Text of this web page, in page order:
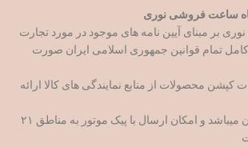
ساعت فروشی نوری
نوری بر مبنای آیین نامه های موجود در مورد تجارت
کامل تمام قوانین جمهوری اسلامی ایران صورت
کپشن محصولات از منابع نمایندگی های کالا ارائه
3- شعبه سوم در تهران میباشد و امکان ارسال با پیک موتور به مناطق ۲۱